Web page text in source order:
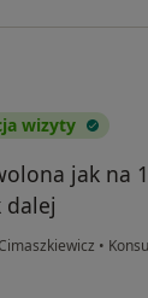
wizyty
jak na
dalej
•